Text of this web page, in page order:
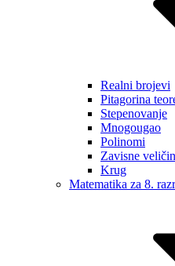
Realni brojevi
Pitagorina
Stepenovanje
Mnogougao
Polinomi
Zavisne
Krug
Matematika za 8.